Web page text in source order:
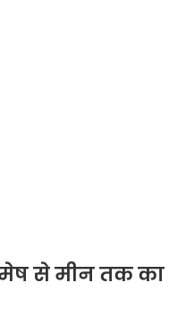
मेष से मीन तक का